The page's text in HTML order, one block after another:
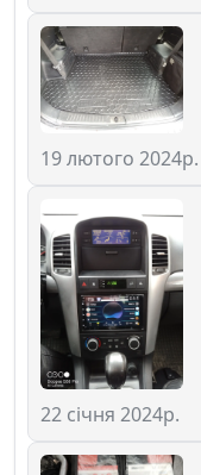
19 лютого 2024р.
22 січня 2024р.